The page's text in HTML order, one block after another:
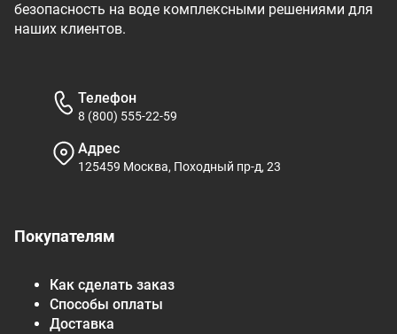
безопасность на воде комплексными решениями для
наших клиентов.
Покупателям
Как сделать заказ
Способы оплаты
Доставка
Телефон
8 (800) 555-22-59
Адрес
125459 Москва, Походный пр-д, 23